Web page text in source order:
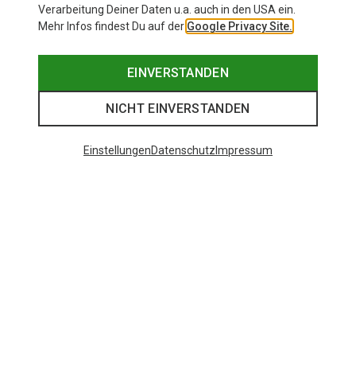
Verarbeitung Deiner Daten u.a. auch in den USA ein.
Mehr Infos findest Du auf der Google Privacy Site.
EINVERSTANDEN
NICHT EINVERSTANDEN
EinstellungenDatenschutz Impressum